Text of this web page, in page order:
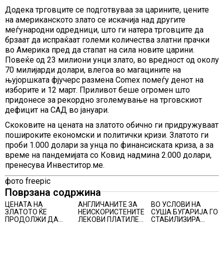
Додека трговците се подготвуваа за царините, цените
на американското злато се искачија над другите
меѓународни одредници, што ги натера трговците да
брзаат да испраќаат големи количества златни прачки
во Америка пред да стапат на сила новите царини.
Повеќе од 23 милиони унци злато, во вредност од околу
70 милијарди долари, влегоа во магацините на
њујоршката фјучерс размена Comex помеѓу денот на
изборите и 12 март. Приливот беше огромен што
придонесе за рекордно зголемување на трговскиот
дефицит на САД во јануари.
Скоковите на цената на златото обично ги придружуваат
пошироките економски и политички кризи. Златото ги
проби 1.000 долари за унца по финансиската криза, а за
време на пандемијата со Ковид надмина 2.000 долари,
пренесува Инвеститор.ме.
фото freepic
Поврзана содржина
ЦЕНАТА НА
ЗЛАТОТО ЌЕ
ПРОДОЛЖИ ДА
АНГЛИЧАНИТЕ ЗА
НЕИСКОРИСТЕНИТЕ
ЛЕКОВИ ПЛАТИЛЕ
ВО УСЛОВИ НА
СУША БУГАРИЈА ГО
СТАБИЛИЗИРА